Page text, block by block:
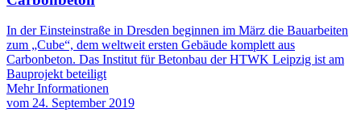
In der Einsteinstraße in Dresden beginnen im März die Bauarbeiten
zum „Cube“, dem weltweit ersten Gebäude komplett aus
Carbonbeton. Das Institut für Betonbau der HTWK Leipzig ist am
Bauprojekt beteiligt
Mehr Informationen
vom 24. September 2019